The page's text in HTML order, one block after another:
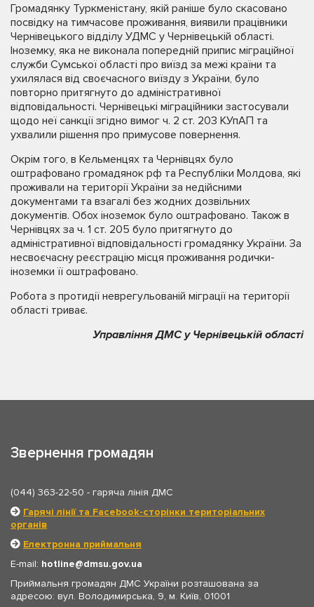
Громадянку Туркменістану, якій раніше було скасовано
посвідку на тимчасове проживання, виявили працівники
Чернівецького відділу УДМС у Чернівецькій області.
Іноземку, яка не виконала попередній припис міграційної
служби Сумської області про виїзд за межі країни та
ухилялася від своєчасного виїзду з України, було
повторно притягнуто до адміністративної
відповідальності. Чернівецькі міграційники застосували
щодо неї санкції згідно вимог ч. 2 ст. 203 КУпАП та
ухвалили рішення про примусове повернення.
Окрім того, в Кельменцях та Чернівцях було
оштрафовано громадянок рф та Республіки Молдова, які
проживали на території України за недійсними
документами та взагалі без жодних дозвільних
документів. Обох іноземок було оштрафовано. Також в
Чернівцях за ч. 1 ст. 205 було притягнуто до
адміністративної відповідальності громадянку України. За
несвоєчасну реєстрацію місця проживання родички-
іноземки її оштрафовано.
Робота з протидії неврегульованій міграції на території
області триває.
Управління ДМС у Чернівецькій області
Звернення громадян
(044) 363-22-50 - гаряча лінія ДМС
Гарячі лінії та Facebook-сторінки територіальних
органів
Електронна приймальня
E-mail: hotline
dmsu.gov.ua
Приймальня громадян ДМС України розташована за
адресою: вул. Володимирська, 9, м. Київ, 01001